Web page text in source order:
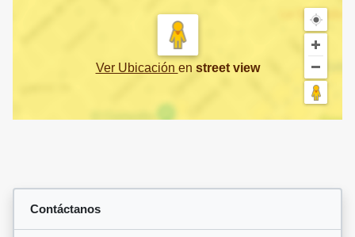
Ver Ubicación en street view
Contáctanos